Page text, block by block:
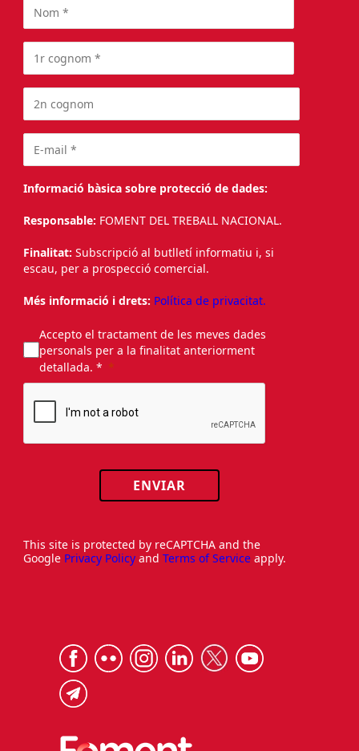
Informació bàsica sobre protecció de dades:
Responsable: FOMENT DEL TREBALL NACIONAL.
Finalitat: Subscripció al butlletí informatiu i, si
escau, per a prospecció comercial.
Més informació i drets: Política de privacitat.
Accepto el tractament de les meves dades
personals per a la finalitat anteriorment
detallada. *
ENVIAR
This site is protected by reCAPTCHA and the
Google Privacy Policy and Terms of Service apply.